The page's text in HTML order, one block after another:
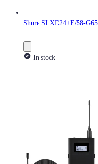
Shure SLXD24+E/58-G65
In stock